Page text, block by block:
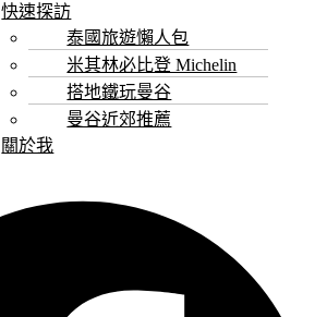
快速探訪
泰國旅遊懶人包
米其林必比登 Michelin
搭地鐵玩曼谷
曼谷近郊推薦
關於我